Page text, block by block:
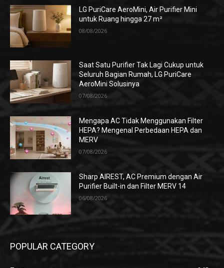
LG PuriCare AeroMini, Air Purifier Mini
untuk Ruang hingga 27 m²
08/08/2026
Saat Satu Purifier Tak Lagi Cukup untuk
Seluruh Bagian Rumah, LG PuriCare
AeroMini Solusinya
07/08/2026
Mengapa AC Tidak Menggunakan Filter
HEPA? Mengenal Perbedaan HEPA dan
MERV
07/08/2026
Sharp AIREST, AC Premium dengan Air
Purifier Built-in dan Filter MERV 14
06/08/2026
POPULAR CATEGORY